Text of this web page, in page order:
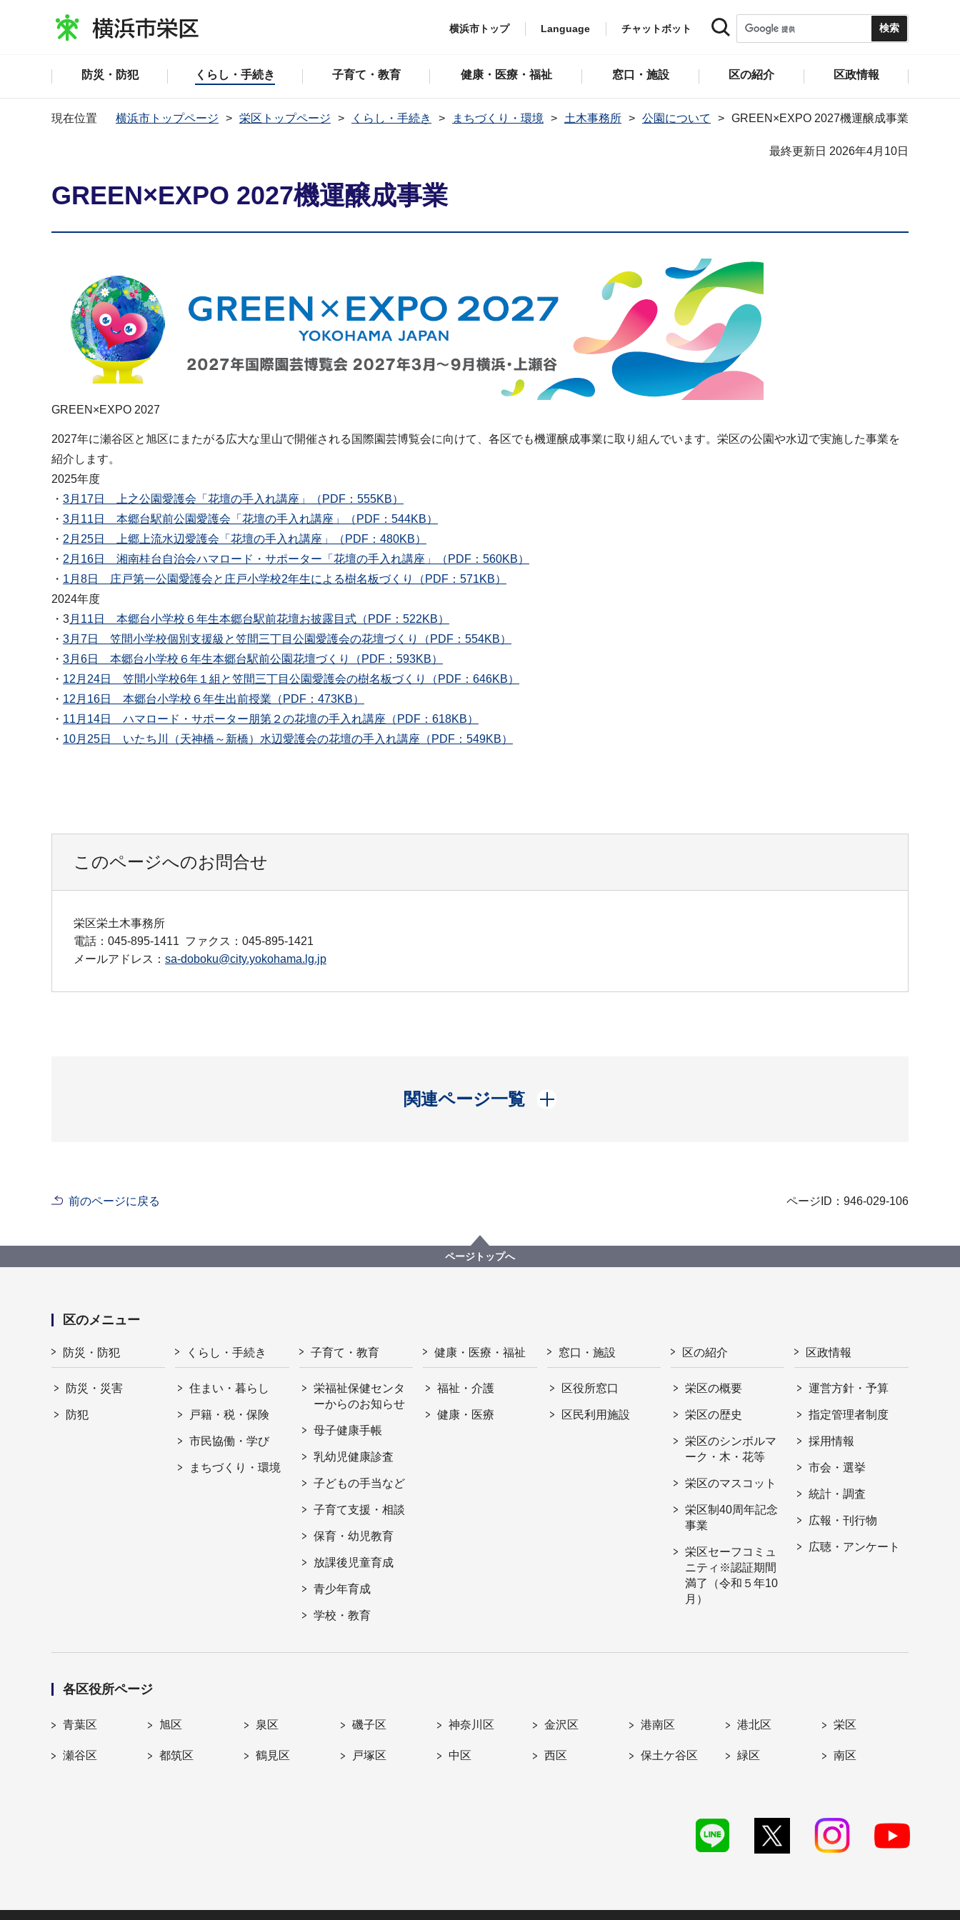
横浜市トップ Language チャットボット
防災・防犯 くらし・手続き 子育て・教育 健康・医療・福祉 窓口・施設 区の紹介 区政情報
現在位置 横浜市トップページ 栄区トップページ くらし・手続き まちづくり・環境 土木事務所 公園について GREEN×EXPO 2027機運醸成事業
最終更新日 2026年4月10日
GREEN×EXPO 2027機運醸成事業
GREEN×EXPO 2027
2027年に瀬谷区と旭区にまたがる広大な里山で開催される国際園芸博覧会に向けて、各区でも機運醸成事業に取り組んでいます。栄区の公園や水辺で実施した事業を
紹介します。
2025年度
・ 3月17日 上之公園愛護会「花壇の手入れ講座」（PDF：555KB）
・ 3月11日 本郷台駅前公園愛護会「花壇の手入れ講座」（PDF：544KB）
・ 2月25日 上郷上流水辺愛護会「花壇の手入れ講座」（PDF：480KB）
・ 2月16日 湘南桂台自治会ハマロード・サポーター「花壇の手入れ講座」（PDF：560KB）
・ 1月8日 庄戸第一公園愛護会と庄戸小学校2年生による樹名板づくり（PDF：571KB）
2024年度
・3月11日 本郷台小学校６年生本郷台駅前花壇お披露目式（PDF：522KB）
・ 3月7日 笠間小学校個別支援級と笠間三丁目公園愛護会の花壇づくり（PDF：554KB）
・ 3月6日 本郷台小学校６年生本郷台駅前公園花壇づくり（PDF：593KB）
・ 12月24日 笠間小学校6年１組と笠間三丁目公園愛護会の樹名板づくり（PDF：646KB）
・ 12月16日 本郷台小学校６年生出前授業（PDF：473KB）
・ 11月14日 ハマロード・サポーター朋第２の花壇の手入れ講座（PDF：618KB）
・ 10月25日 いたち川（天神橋～新橋）水辺愛護会の花壇の手入れ講座（PDF：549KB）
このページへのお問合せ
栄区栄土木事務所
電話：045-895-1411 ファクス：045-895-1421
メールアドレス： sa-doboku@city.yokohama.lg.jp
関連ページ一覧
開く
前のページに戻る ページID：946-029-106
ページトップへ
区のメニュー
防災・防犯
防災・災害
防犯
くらし・手続き
住まい・暮らし
戸籍・税・保険
市民協働・学び
まちづくり・環境
子育て・教育
栄福祉保健センタ
ーからのお知らせ
母子健康手帳
乳幼児健康診査
子どもの手当など
子育て支援・相談
保育・幼児教育
放課後児童育成
青少年育成
学校・教育
健康・医療・福祉
福祉・介護
健康・医療
窓口・施設
区役所窓口
区民利用施設
区の紹介
栄区の概要
栄区の歴史
栄区のシンボルマ
ーク・木・花等
栄区のマスコット
栄区制40周年記念
事業
栄区セーフコミュ
ニティ※認証期間
満了（令和５年10
月）
区政情報
運営方針・予算
指定管理者制度
採用情報
市会・選挙
統計・調査
広報・刊行物
広聴・アンケート
各区役所ページ
青葉区 旭区 泉区 磯子区 神奈川区 金沢区 港南区 港北区 栄区
瀬谷区 都筑区 鶴見区 戸塚区 中区 西区 保土ケ谷区 緑区 南区